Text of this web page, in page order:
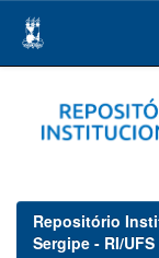
navigation
Repositório
Sergipe - RI/UFS